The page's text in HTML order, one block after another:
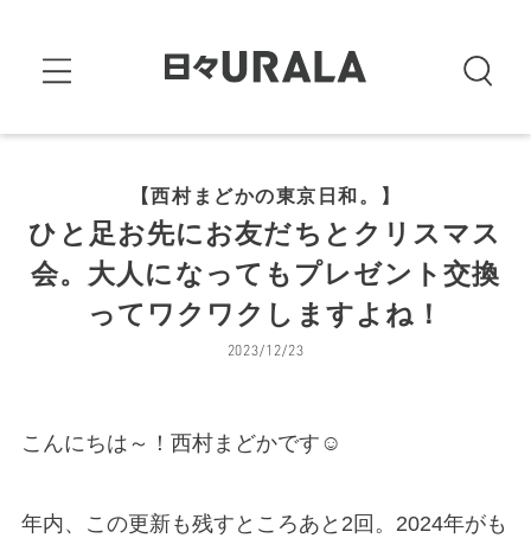
【西村まどかの東京日和。】
ひと足お先にお友だちとクリスマス
会。大人になってもプレゼント交換
ってワクワクしますよね！
2023/12/23
こんにちは～！西村まどかです☺︎
年内、この更新も残すところあと2回。2024年がも